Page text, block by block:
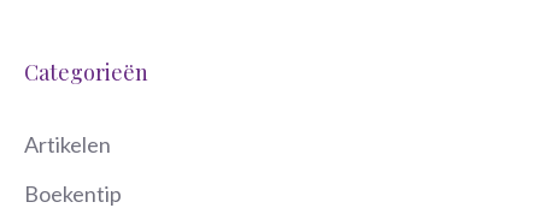
Categorieën
Artikelen
Boekentip